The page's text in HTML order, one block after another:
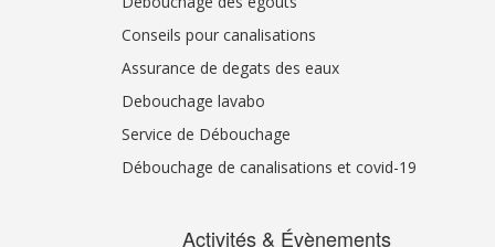
Conseils pour canalisations
Assurance de degats des eaux
Debouchage lavabo
Service de Débouchage
Débouchage de canalisations et covid-19
Activités & Évènements